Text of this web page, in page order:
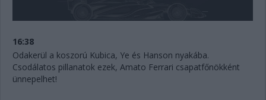
16:38
Odakerül a koszorú Kubica, Ye és Hanson nyakába.
Csodálatos pillanatok ezek, Amato Ferrari csapatfőnökként
ünnepelhet!